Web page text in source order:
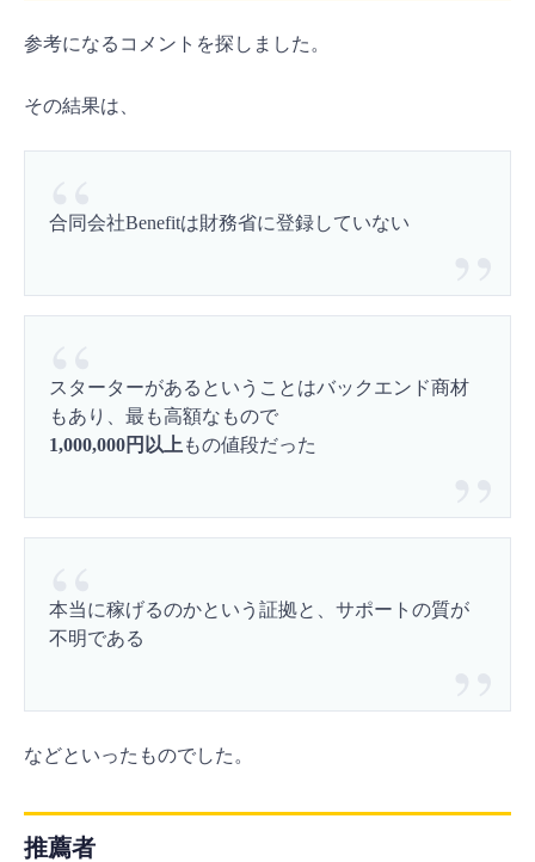
参考になるコメントを探しました。
その結果は、
合同会社Benefitは財務省に登録していない
スターターがあるということはバックエンド商材
もあり、最も高額なもので
1,000,000円以上 もの値段だった
本当に稼げるのかという証拠と、サポートの質が
不明である
などといったものでした。
推薦者